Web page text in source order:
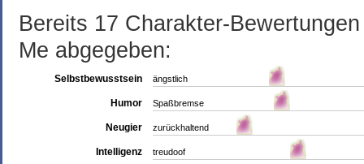
Bereits 17 Charakter-
Me abgegeben:
Selbstbewusstsein ängstlich
Humor Spaßbremse
Neugier zurückhaltend
Intelligenz treudoof